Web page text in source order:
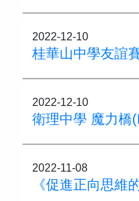
2022-12-10
桂華山中學友誼
2022-12-10
2022-11-08